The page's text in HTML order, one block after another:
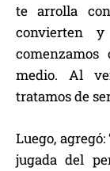
te arrolla
convierten
medio. Al
tratamos de
Luego,
jugada del